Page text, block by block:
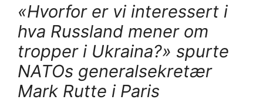
«Hvorfor er vi interessert i
hva Russland mener om
tropper i Ukraina?» spurte
NATOs generalsekretær
Mark Rutte i Paris